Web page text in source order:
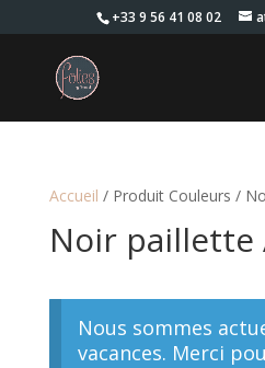
+33 9 56 41 08 02
Accueil / Produit Couleurs /
Noir paillette
Nous sommes
vacances. Merci